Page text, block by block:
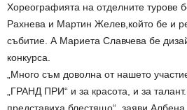
Хореографията на отделните турове
Рахнева и Мартин Желев,който бе и
събитие. А Мариета Славчева бе
конкурса.
„Много съм доволна от нашето
„ГРАНД ПРИ“ и за красота, и за